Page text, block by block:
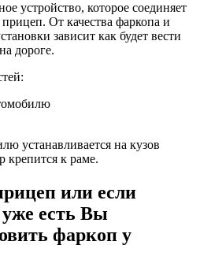
устройство, которое соединяет
От качества фаркопа и
зависит как будет вести
дороге.
устанавливается на кузов
крепится к раме.
или если
есть Вы
фаркоп у